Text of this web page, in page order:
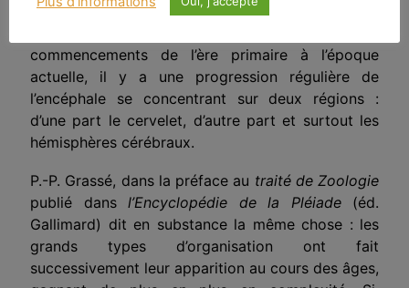
aux Amphibiens, des Amphibiens aux Reptiles, des
commencements de l’ère primaire à l’époque
actuelle, il y a une progression régulière de
l’encéphale se concentrant sur deux régions :
d’une part le cervelet, d’autre part et surtout les
hémisphères cérébraux.
P.-P. Grassé, dans la préface au traité de Zoologie
publié dans l’Encyclopédie de la Pléiade(éd.
Gallimard) dit en substance la même chose : les
grands types d’organisation ont fait
successivement leur apparition au cours des âges,